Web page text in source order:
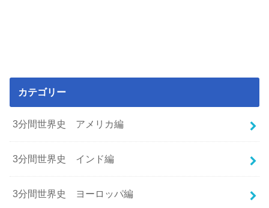
カテゴリー
3分間世界史 アメリカ編
3分間世界史 インド編
3分間世界史 ヨーロッパ編